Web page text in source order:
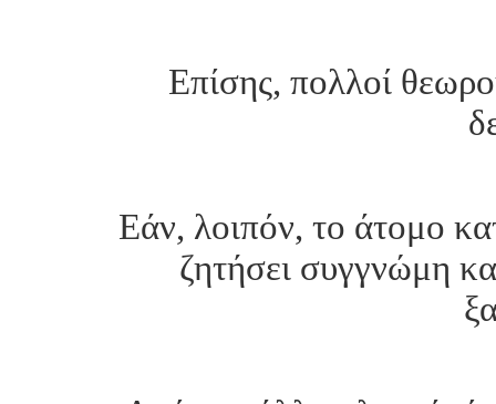
Επίσης, πολλοί
Εάν, λοιπόν, το άτομο
ζητήσει συγγνώμη